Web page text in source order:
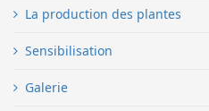
La production des plantes
Sensibilisation
Galerie